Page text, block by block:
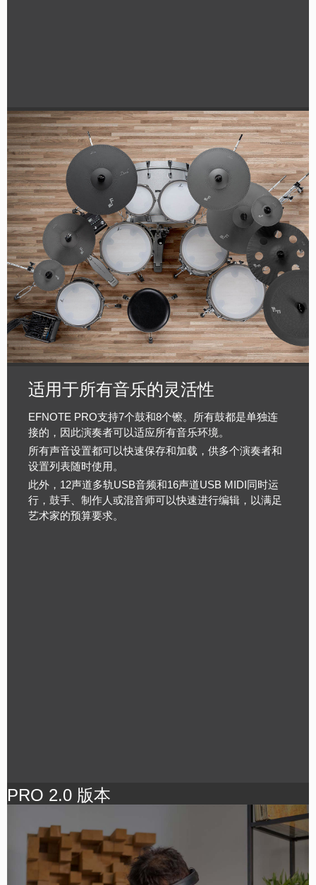
适用于所有音乐的灵活性
EFNOTE PRO支持7个鼓和8个镲。所有鼓都是单独连
接的，因此演奏者可以适应所有音乐环境。
所有声音设置都可以快速保存和加载，供多个演奏者和
设置列表随时使用。
此外，12声道多轨USB音频和16声道USB MIDI同时运
行，鼓手、制作人或混音师可以快速进行编辑，以满足
艺术家的预算要求。
PRO 2.0 版本